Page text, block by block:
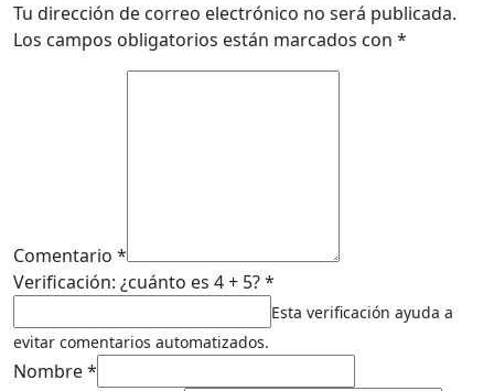
Tu dirección de correo electrónico no será publicada.
Los campos obligatorios están marcados con *
Comentario *
Verificación: ¿cuánto es 4 + 5? *
Esta verificación ayuda a
evitar comentarios automatizados.
Nombre *